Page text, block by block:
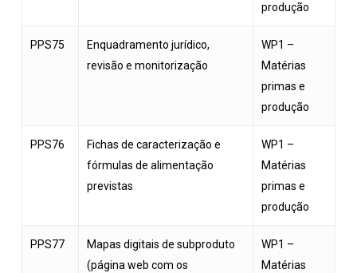
produção
PPS75
Enquadramento jurídico,
revisão e monitorização
WP1 –
Matérias
primas e
produção
PPS76
Fichas de caracterização e
fórmulas de alimentação
previstas
WP1 –
Matérias
primas e
produção
PPS77
Mapas digitais de subproduto
(página web com os
WP1 –
Matérias